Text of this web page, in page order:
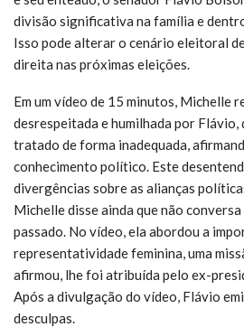
divisão significativa na família e
Isso pode alterar o cenário eleitoral
direita nas próximas eleições.
Em um vídeo de 15 minutos, Michelle
desrespeitada e humilhada por Flávio,
tratado de forma inadequada,
conhecimento político. Este
divergências sobre as alianças
Michelle disse ainda que não
passado. No vídeo, ela abordou a
representatividade feminina, uma
afirmou, lhe foi atribuída pelo ex-
Após a divulgação do vídeo, Flávio
desculpas.